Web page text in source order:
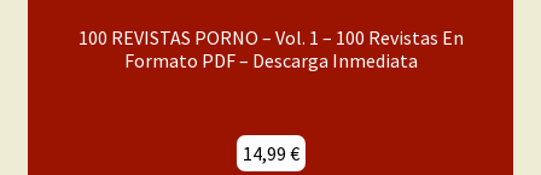
100 REVISTAS PORNO – Vol. 1 – 100 Revistas En
Formato PDF – Descarga Inmediata
14,99 €